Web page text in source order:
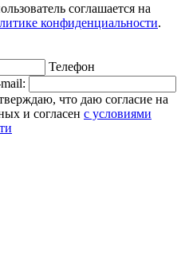
соглашается на
конфиденциальности.
Телефон
что даю согласие на
и согласен с условиями